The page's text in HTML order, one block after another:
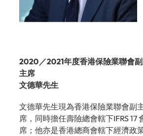
2020／2021年度香港保險業聯會
主席
文德華先生
文德華先生現為香港保險業聯會副
席，同時擔任壽險總會轄下IFRS 17
席；他亦是香港總商會轄下經濟政